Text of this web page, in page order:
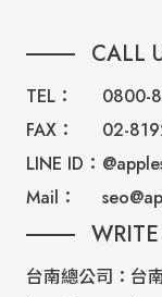
CALL
TEL：
0800-
FAX：
02-
LINE ID：
Mail：
WRITE
台南總公司： 台